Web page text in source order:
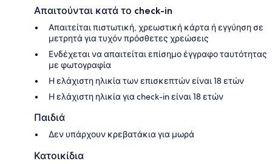
Απαιτούνται κατά το check-in
Απαιτείται πιστωτική, χρεωστική κάρτα ή εγγύηση σε
μετρητά για τυχόν πρόσθετες χρεώσεις
Ενδέχεται να απαιτείται επίσημο έγγραφο ταυτότητας
με φωτογραφία
Η ελάχιστη ηλικία των επισκεπτών είναι 18 ετών
Η ελάχιστη ηλικία για check-in είναι 18 ετών
Παιδιά
Δεν υπάρχουν κρεβατάκια για μωρά
Κατοικίδια